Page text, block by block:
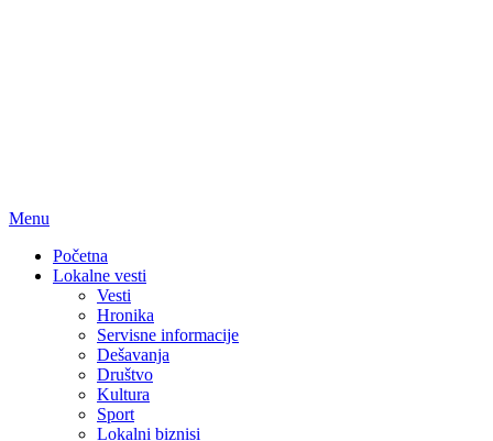
Menu
Početna
Lokalne vesti
Vesti
Hronika
Servisne informacije
Dešavanja
Društvo
Kultura
Sport
Lokalni biznisi